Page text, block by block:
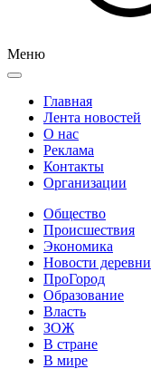
Меню
Главная
Лента новостей
О нас
Реклама
Контакты
Организации
Общество
Происшествия
Экономика
Новости деревни
ПроГород
Образование
Власть
ЗОЖ
В стране
В мире